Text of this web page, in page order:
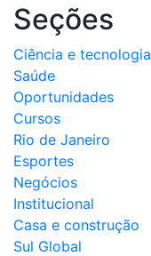
Seções
Ciência e tecnologia
Saúde
Oportunidades
Cursos
Rio de Janeiro
Esportes
Negócios
Institucional
Casa e construção
Sul Global